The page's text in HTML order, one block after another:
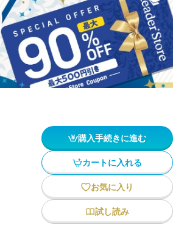
購入手続きに進む
カートに入れる
お気に入り
試し読み